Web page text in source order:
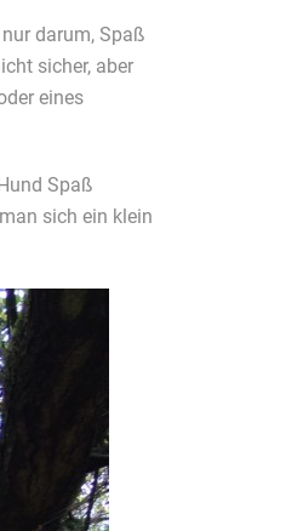
darum, Spaß
sicher, aber
eines
Spaß
sich ein klein